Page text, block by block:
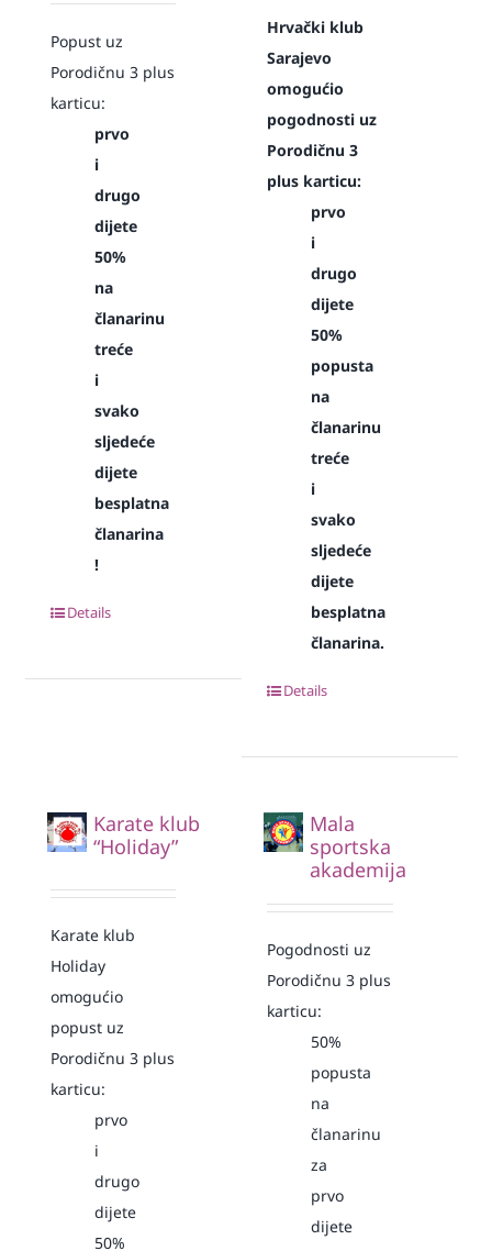
Popust uz
Porodičnu 3 plus
karticu:
prvo
i
drugo
dijete
50%
na
članarinu
treće
i
svako
sljedeće
dijete
besplatna
članarina
!
Details
Hrvački klub
Sarajevo
omogućio
pogodnosti uz
Porodičnu 3
plus karticu:
prvo
i
drugo
dijete
50%
popusta
na
članarinu
treće
i
svako
sljedeće
dijete
besplatna
članarina.
Details
Karate klub
“Holiday”
Karate klub
Holiday
omogućio
popust uz
Porodičnu 3 plus
karticu:
prvo
i
drugo
dijete
50%
Mala
sportska
akademija
Pogodnosti uz
Porodičnu 3 plus
karticu:
50%
popusta
na
članarinu
za
prvo
dijete